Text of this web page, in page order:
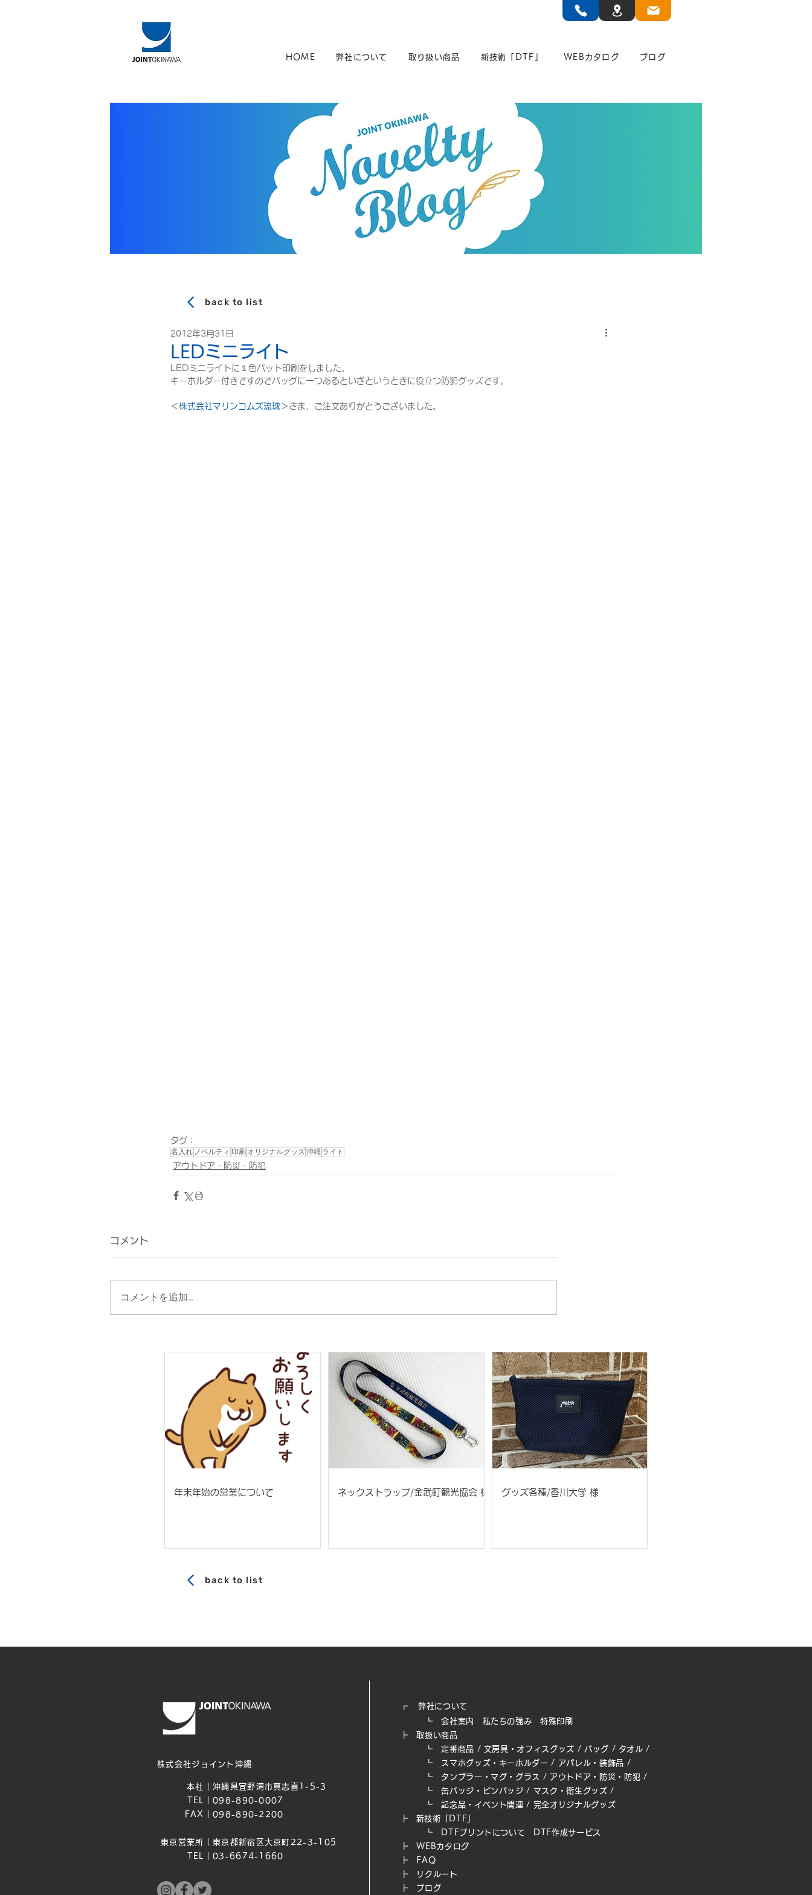
HOME 弊社について 取り扱い商品 新技術「DTF」 WEBカタログ ブログ
back to list
LEDミニライト
2012年3月31日
LEDミニライトに１色パット印刷をしました。
キーホルダー付きですのでバッグに一つあるといざというときに役立つ防犯グッズです。
＜株式会社マリンコムズ琉球 ＞さま、ご注文ありがとうございました。
タグ：
名入れ ノベルティ 印刷 オリジナルグッズ沖縄 ライト
アウトドア・防災・防犯
コメント
コメントを追加…
年末年始の営業について ネックストラップ/金武町観光協会 様 グッズ各種/香川大学 様
back to list
株式会社ジョイント沖縄
本社｜
TEL｜
FAX｜
東京営業所｜
TEL｜
沖縄県宜野湾市真志喜1-5-3
098-890-0007
098-890-2200
東京都新宿区大京町22-3-105
03-6674-1660
┏ 弊社について
┗会社案内 私たちの強み​
特殊印刷
┣
取扱い商品
┗定番商品 / 文房具・オフィスグッズ / バッグ / タオル /
┗
スマホグッズ・キーホルダー / アパレル・装飾品 /
┗タンブラー・マグ・グラス / アウトドア・防災・防犯 /
┗缶バッジ・ピンバッジ / マスク・衛生グッズ /
┗記念品・イベント関連 / 完全オリジナルグッズ
┣
新技術「DTF」
┗ DTFプリントについて
DTF作成サービス
┣
WEB​カタログ
┣
FAQ
┣ リクルート
┣
ブログ